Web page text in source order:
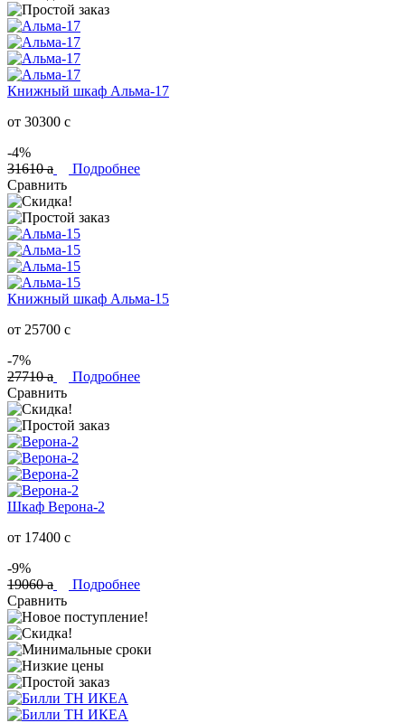
Книжный шкаф Альма-17
от 30300 c
-4%
31610a
Подробнее
Сравнить
Книжный шкаф Альма-15
от 25700 c
-7%
27710a
Подробнее
Сравнить
Шкаф Верона-2
от 17400 c
-9%
19060a
Подробнее
Сравнить